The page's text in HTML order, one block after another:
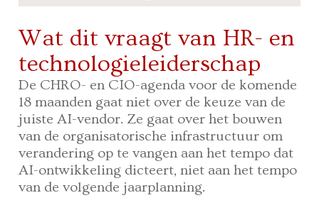
Wat dit vraagt van HR- en
technologieleiderschap
De CHRO- en CIO-agenda voor de komende
18 maanden gaat niet over de keuze van de
juiste AI-vendor. Ze gaat over het bouwen
van de organisatorische infrastructuur om
verandering op te vangen aan het tempo dat
AI-ontwikkeling dicteert, niet aan het tempo
van de volgende jaarplanning.